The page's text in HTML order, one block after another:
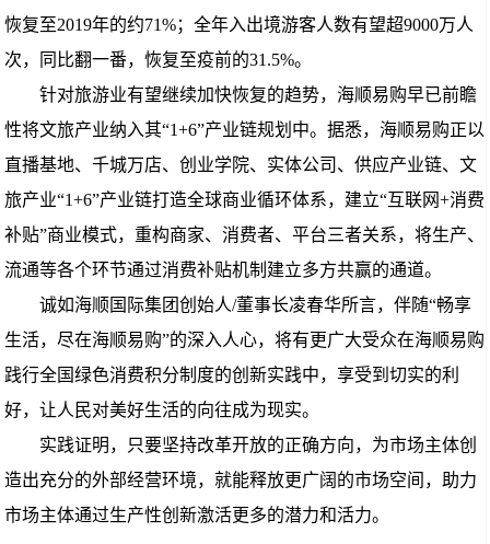
恢复至2019年的约71%；全年入出境游客人数有望超9000万人
次，同比翻一番，恢复至疫前的31.5%。
针对旅游业有望继续加快恢复的趋势，海顺易购早已前瞻
性将文旅产业纳入其“1+6”产业链规划中。据悉，海顺易购正以
直播基地、千城万店、创业学院、实体公司、供应产业链、文
旅产业“1+6”产业链打造全球商业循环体系，建立“互联网+消费
补贴”商业模式，重构商家、消费者、平台三者关系，将生产、
流通等各个环节通过消费补贴机制建立多方共赢的通道。
诚如海顺国际集团创始人/董事长凌春华所言，伴随“畅享
生活，尽在海顺易购”的深入人心，将有更广大受众在海顺易购
践行全国绿色消费积分制度的创新实践中，享受到切实的利
好，让人民对美好生活的向往成为现实。
实践证明，只要坚持改革开放的正确方向，为市场主体创
造出充分的外部经营环境，就能释放更广阔的市场空间，助力
市场主体通过生产性创新激活更多的潜力和活力。